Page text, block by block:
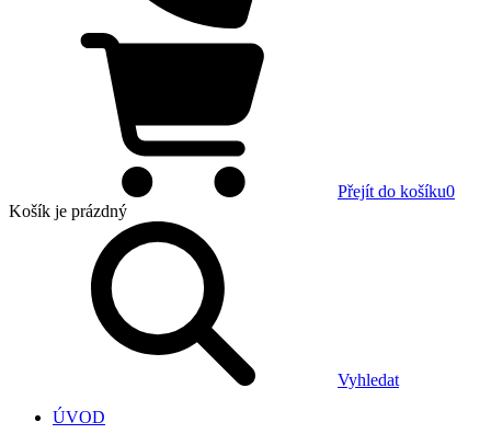
Přejít do košíku0
Košík je prázdný
Vyhledat
ÚVOD